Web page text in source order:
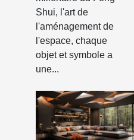
décoration
intérieure
selon le Feng
Shui ?
Shui, l'art de
l'aménagement de
l'espace, chaque
objet et symbole a
une...